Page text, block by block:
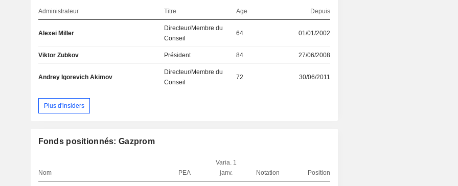
Administrateur Titre Age Depuis
Alexei Miller
Directeur/Membre du
Conseil
64 01/01/2002
Viktor Zubkov Président 84 27/06/2008
Andrey Igorevich Akimov
Directeur/Membre du
Conseil
72 30/06/2011
Plus d'insiders
Fonds positionnés: Gazprom
Nom PEA
Varia. 1
janv.
Notation Position